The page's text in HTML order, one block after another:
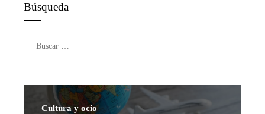
Búsqueda
Cultura y ocio